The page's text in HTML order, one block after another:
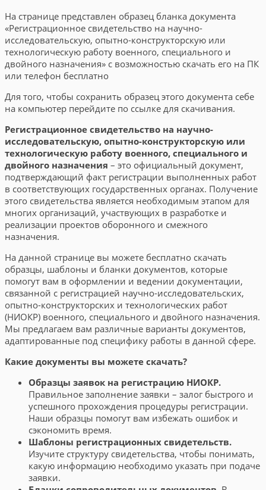
На странице представлен образец бланка документа
«Регистрационное свидетельство на научно-
исследовательскую, опытно-конструкторскую или
технологическую работу военного, специального и
двойного назначения» с возможностью скачать его на ПК
или телефон бесплатно
Для того, чтобы сохранить образец этого документа себе
на компьютер перейдите по ссылке для скачивания.
Регистрационное свидетельство на научно-
исследовательскую, опытно-конструкторскую или
технологическую работу военного, специального и
двойного назначения – это официальный документ,
подтверждающий факт регистрации выполненных работ
в соответствующих государственных органах. Получение
этого свидетельства является необходимым этапом для
многих организаций, участвующих в разработке и
реализации проектов оборонного и смежного
назначения.
На данной странице вы можете бесплатно скачать
образцы, шаблоны и бланки документов, которые
помогут вам в оформлении и ведении документации,
связанной с регистрацией научно-исследовательских,
опытно-конструкторских и технологических работ
(НИОКР) военного, специального и двойного назначения.
Мы предлагаем вам различные варианты документов,
адаптированные под специфику работы в данной сфере.
Какие документы вы можете скачать?
Образцы заявок на регистрацию НИОКР.
Правильное заполнение заявки – залог быстрого и
успешного прохождения процедуры регистрации.
Наши образцы помогут вам избежать ошибок и
сэкономить время.
Шаблоны регистрационных свидетельств.
Изучите структуру свидетельства, чтобы понимать,
какую информацию необходимо указать при подаче
заявки.